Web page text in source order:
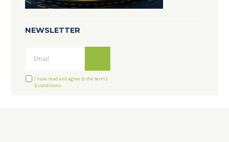
NEWSLETTER
I have read and agree to the terms
& conditions